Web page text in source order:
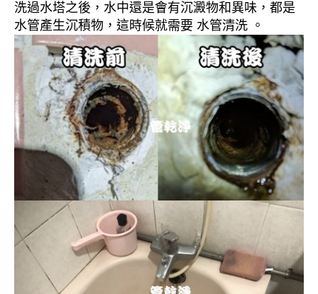
洗過水塔之後，水中還是會有沉澱物和異味，都是
水管產生沉積物，這時候就需要 水管清洗 。